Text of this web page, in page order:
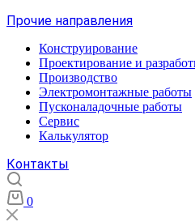
Прочие направления
Конструирование
Проектирование и
Производство
Электромонтажные работы
Пусконаладочные работы
Сервис
Калькулятор
Контакты
0